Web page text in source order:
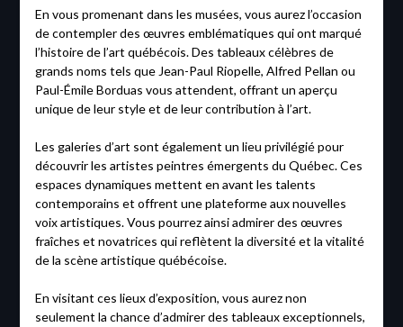
En vous promenant dans les musées, vous aurez l’occasion
de contempler des œuvres emblématiques qui ont marqué
l’histoire de l’art québécois. Des tableaux célèbres de
grands noms tels que Jean-Paul Riopelle, Alfred Pellan ou
Paul-Émile Borduas vous attendent, offrant un aperçu
unique de leur style et de leur contribution à l’art.
Les galeries d’art sont également un lieu privilégié pour
découvrir les artistes peintres émergents du Québec. Ces
espaces dynamiques mettent en avant les talents
contemporains et offrent une plateforme aux nouvelles
voix artistiques. Vous pourrez ainsi admirer des œuvres
fraîches et novatrices qui reflètent la diversité et la vitalité
de la scène artistique québécoise.
En visitant ces lieux d’exposition, vous aurez non
seulement la chance d’admirer des tableaux exceptionnels,